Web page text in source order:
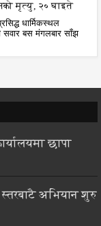
मृत्यु, २० घाइते
धार्मिकस्थल
सवार बस मंगलबार साँझ
छापा
अभियान शुरु